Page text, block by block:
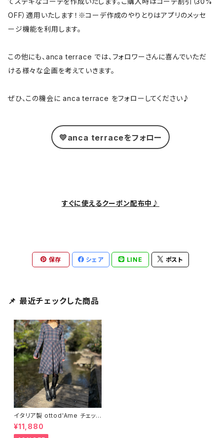
OFF）適用いたします！※コーデ作成のやりとりはアプリのメッセ
ージ機能を利用します。
この他にも、anca terrace では、フォロワーさんに喜んでいただ
ける様々な企画を考えていきます。
ぜひ、この機会に anca terrace をフォローしてください♪
💛anca terraceをフォロー
すぐに使えるクーポン配布中♪
保存 シェア LINE ポスト
📌 最近チェックした商品
イタリア製 ottod'Ame チェック
ワンピース
¥11,880